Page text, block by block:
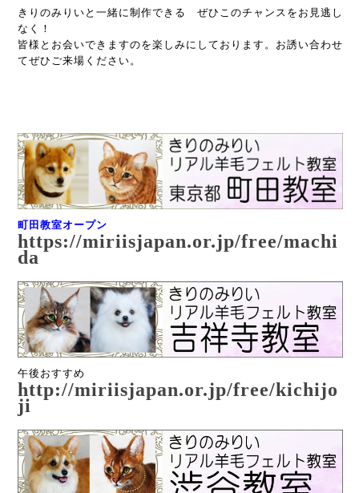
きりのみりいと一緒に制作できる ぜひこのチャンスをお見逃し
なく！
皆様とお会いできますのを楽しみにしております。 お誘い合わせ
てぜひご来場ください。
町田教室オープン
https://miriisjapan.or.jp/free/machi
da
午後おすすめ
http://miriisjapan.or.jp/free/kichijo
ji